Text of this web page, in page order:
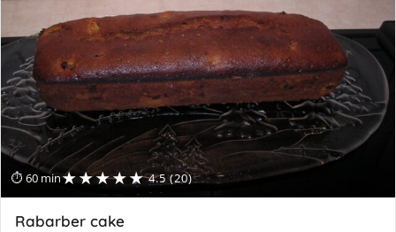
⏱ 60 min★★★★★ 4.5 (20)
Rabarber cake